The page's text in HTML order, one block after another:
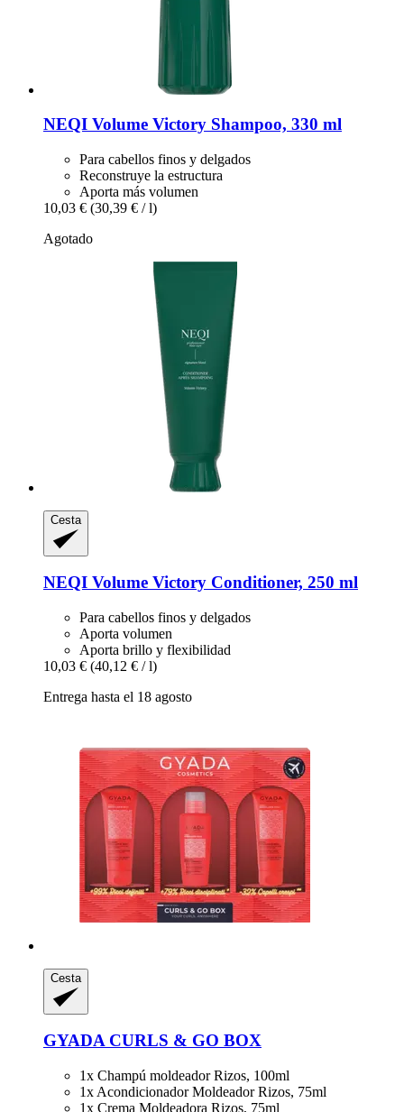
NEQI Volume Victory Shampoo, 330 ml
Para cabellos finos y delgados
Reconstruye la estructura
Aporta más volumen
10,03 € (30,39 € / l)
Agotado
Cesta
NEQI Volume Victory Conditioner, 250 ml
Para cabellos finos y delgados
Aporta volumen
Aporta brillo y flexibilidad
10,03 € (40,12 € / l)
Entrega hasta el 18 agosto
Cesta
GYADACURLS & GO BOX
1x Champú moldeador Rizos, 100ml
1x Acondicionador Moldeador Rizos, 75ml
1x Crema Moldeadora Rizos, 75ml